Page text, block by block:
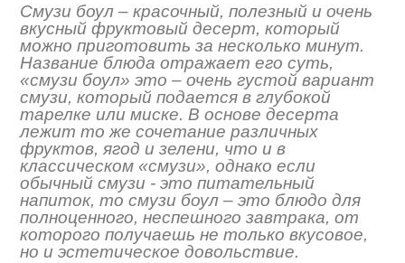
Смузи боул – красочный, полезный и очень
вкусный фруктовый десерт, который
можно приготовить за несколько минут.
Название блюда отражает его суть,
«смузи боул» это – очень густой вариант
смузи, который подается в глубокой
тарелке или миске. В основе десерта
лежит то же сочетание различных
фруктов, ягод и зелени, что и в
классическом «смузи», однако если
обычный смузи - это питательный
напиток, то смузи боул – это блюдо для
полноценного, неспешного завтрака, от
которого получаешь не только вкусовое,
но и эстетическое довольствие.